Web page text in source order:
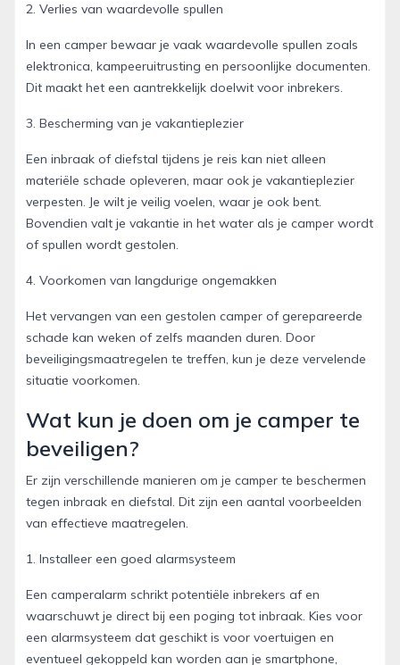
2. Verlies van waardevolle spullen
In een camper bewaar je vaak waardevolle spullen zoals
elektronica, kampeeruitrusting en persoonlijke documenten.
Dit maakt het een aantrekkelijk doelwit voor inbrekers.
3. Bescherming van je vakantieplezier
Een inbraak of diefstal tijdens je reis kan niet alleen
materiële schade opleveren, maar ook je vakantieplezier
verpesten. Je wilt je veilig voelen, waar je ook bent.
Bovendien valt je vakantie in het water als je camper wordt
of spullen wordt gestolen.
4. Voorkomen van langdurige ongemakken
Het vervangen van een gestolen camper of gerepareerde
schade kan weken of zelfs maanden duren. Door
beveiligingsmaatregelen te treffen, kun je deze vervelende
situatie voorkomen.
Wat kun je doen om je camper te
beveiligen?
Er zijn verschillende manieren om je camper te beschermen
tegen inbraak en diefstal. Dit zijn een aantal voorbeelden
van effectieve maatregelen.
1. Installeer een goed alarmsysteem
Een camperalarm schrikt potentiële inbrekers af en
waarschuwt je direct bij een poging tot inbraak. Kies voor
een alarmsysteem dat geschikt is voor voertuigen en
eventueel gekoppeld kan worden aan je smartphone,